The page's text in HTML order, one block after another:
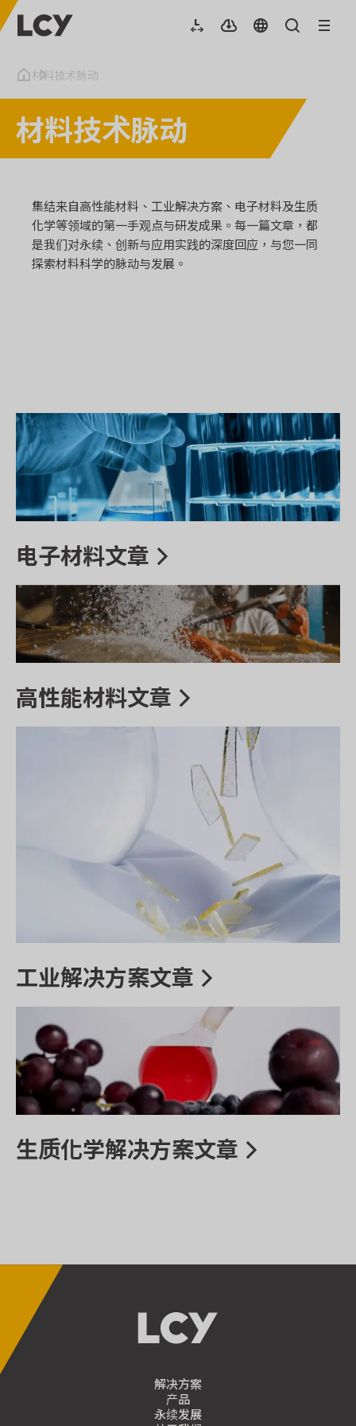
材料技术脉动
材料技术脉动
集结来自高性能材料、工业解决方案、电子材料及生质
化学等领域的第一手观点与研发成果。每一篇文章，都
是我们对永续、创新与应用实践的深度回应，与您一同
探索材料科学的脉动与发展。
电子材料文章
高性能材料文章
工业解决方案文章
生质化学解决方案文章
解决方案
产品
永续发展